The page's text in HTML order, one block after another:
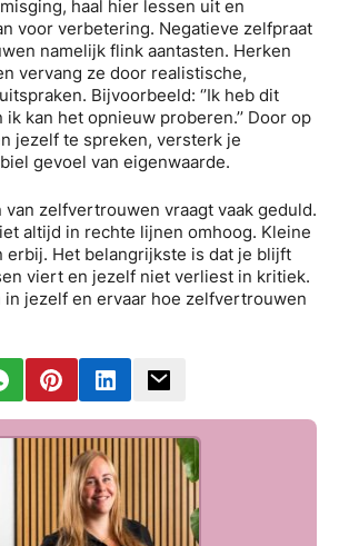
haal hier lessen uit en
voor verbetering. Negatieve zelfpraat
namelijk flink aantasten. Herken
vervang ze door realistische,
Bijvoorbeeld: ‘’Ik heb dit
kan het opnieuw proberen.’’ Door op
jezelf te spreken, versterk je
gevoel van eigenwaarde.
zelfvertrouwen vraagt vaak geduld.
altijd in rechte lijnen omhoog. Kleine
erbij. Het belangrijkste is dat je blijft
viert en jezelf niet verliest in kritiek.
in jezelf en ervaar hoe zelfvertrouwen